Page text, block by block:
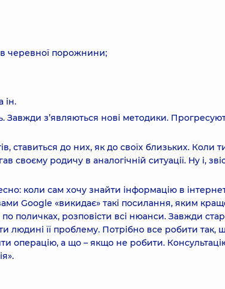
черевної порожнини;
ін.
Завжди з’являються нові методики.
ставиться до них, як до своїх близьких. Коли
своєму родичу в аналогічній ситуації. Ну і,
коли сам хочу знайти інформацію в
Google «викидає» такі посилання, яким
поличках, розповісти всі нюанси. Завжди
людині її проблему. Потрібно все робити так,
операцію, а що – якщо не робити.